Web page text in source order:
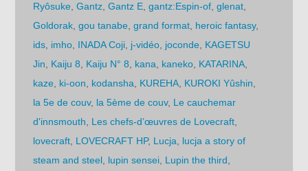
Ryôsuke ,Gantz ,Gantz E ,gantz:Espin-of ,glenat
Goldorak ,gou tanabe ,grand format heroic fantasy,
ids imho INADA Coji j-vidéo joconde KAGETSU
Jin
Kaiju 8 Kaiju N° 8 kana kaneko KATARINA
kaze ki-oon kodansha KUREHA KUROKI Yûshin
la 5e de couv, la 5ème de couv, Le cauchemar
d'innsmouth
Les chefs-d’œuvres de Lovecraft
lovecraft LOVECRAFT HP, Lucja
lucja a story of
steam and steel lupin sensei Lupin the third